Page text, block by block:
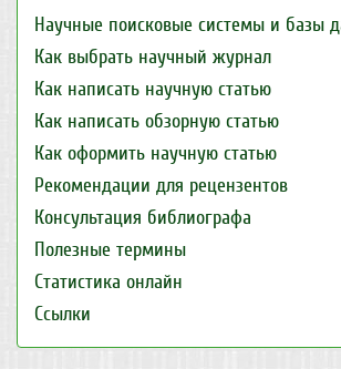
Научные поисковые системы и базы
Как выбрать научный журнал
Как написать научную статью
Как написать обзорную статью
Как оформить научную статью
Рекомендации для рецензентов
Консультация библиографа
Полезные термины
Статистика онлайн
Ссылки